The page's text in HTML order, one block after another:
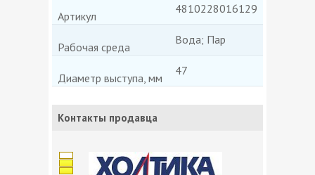
Артикул
4810228016129
Рабочая среда
Вода; Пар
Диаметр выступа, мм
47
Контакты продавца